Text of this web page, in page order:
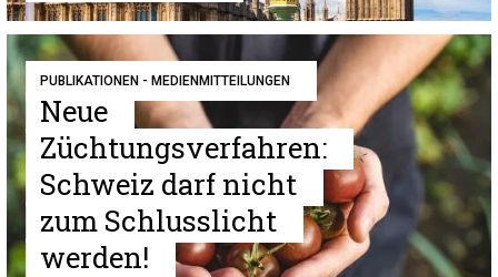
PUBLIKATIONEN - MEDIENMITTEILUNGEN
Neue
Züchtungsverfahren:
Schweiz darf nicht
zum Schlusslicht
werden!